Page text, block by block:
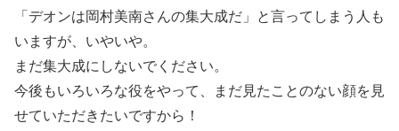
「デオンは岡村美南さんの集大成だ」と言ってしまう人も
いますが、いやいや。
まだ集大成にしないでください。
今後もいろいろな役をやって、まだ見たことのない顔を見
せていただきたいですから！